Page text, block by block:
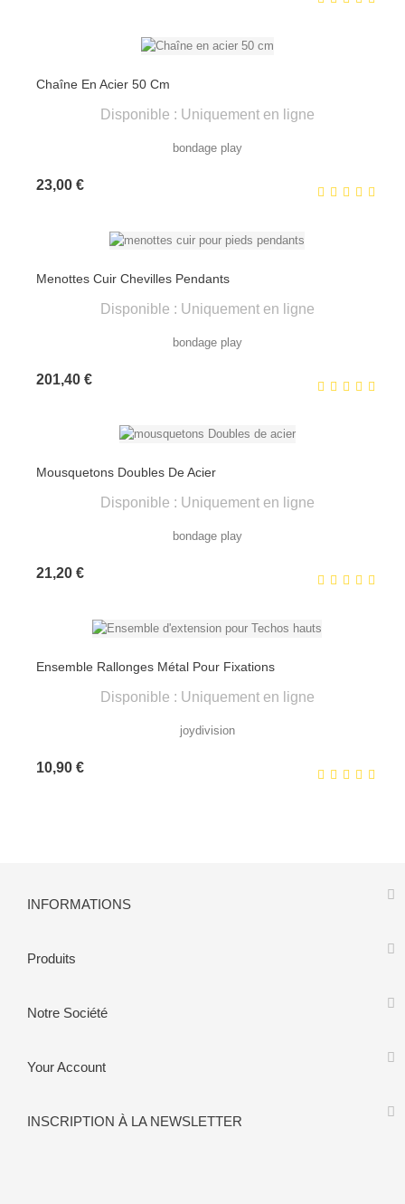
Chaîne En Acier 50 Cm
Disponible : Uniquement en ligne
bondage play
23,00 €Prix
Menottes Cuir Chevilles Pendants
Disponible : Uniquement en ligne
bondage play
201,40 €Prix
Mousquetons Doubles De Acier
Disponible : Uniquement en ligne
bondage play
21,20 €Prix
Ensemble Rallonges Métal Pour Fixations
Disponible : Uniquement en ligne
joydivision
10,90 €Prix
INFORMATIONS
Produits
Notre Société
Your Account
INSCRIPTION À LA NEWSLETTER